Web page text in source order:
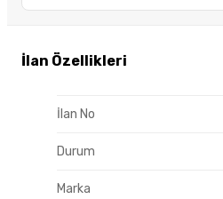
İlan Özellikleri
İlan No
Durum
Marka